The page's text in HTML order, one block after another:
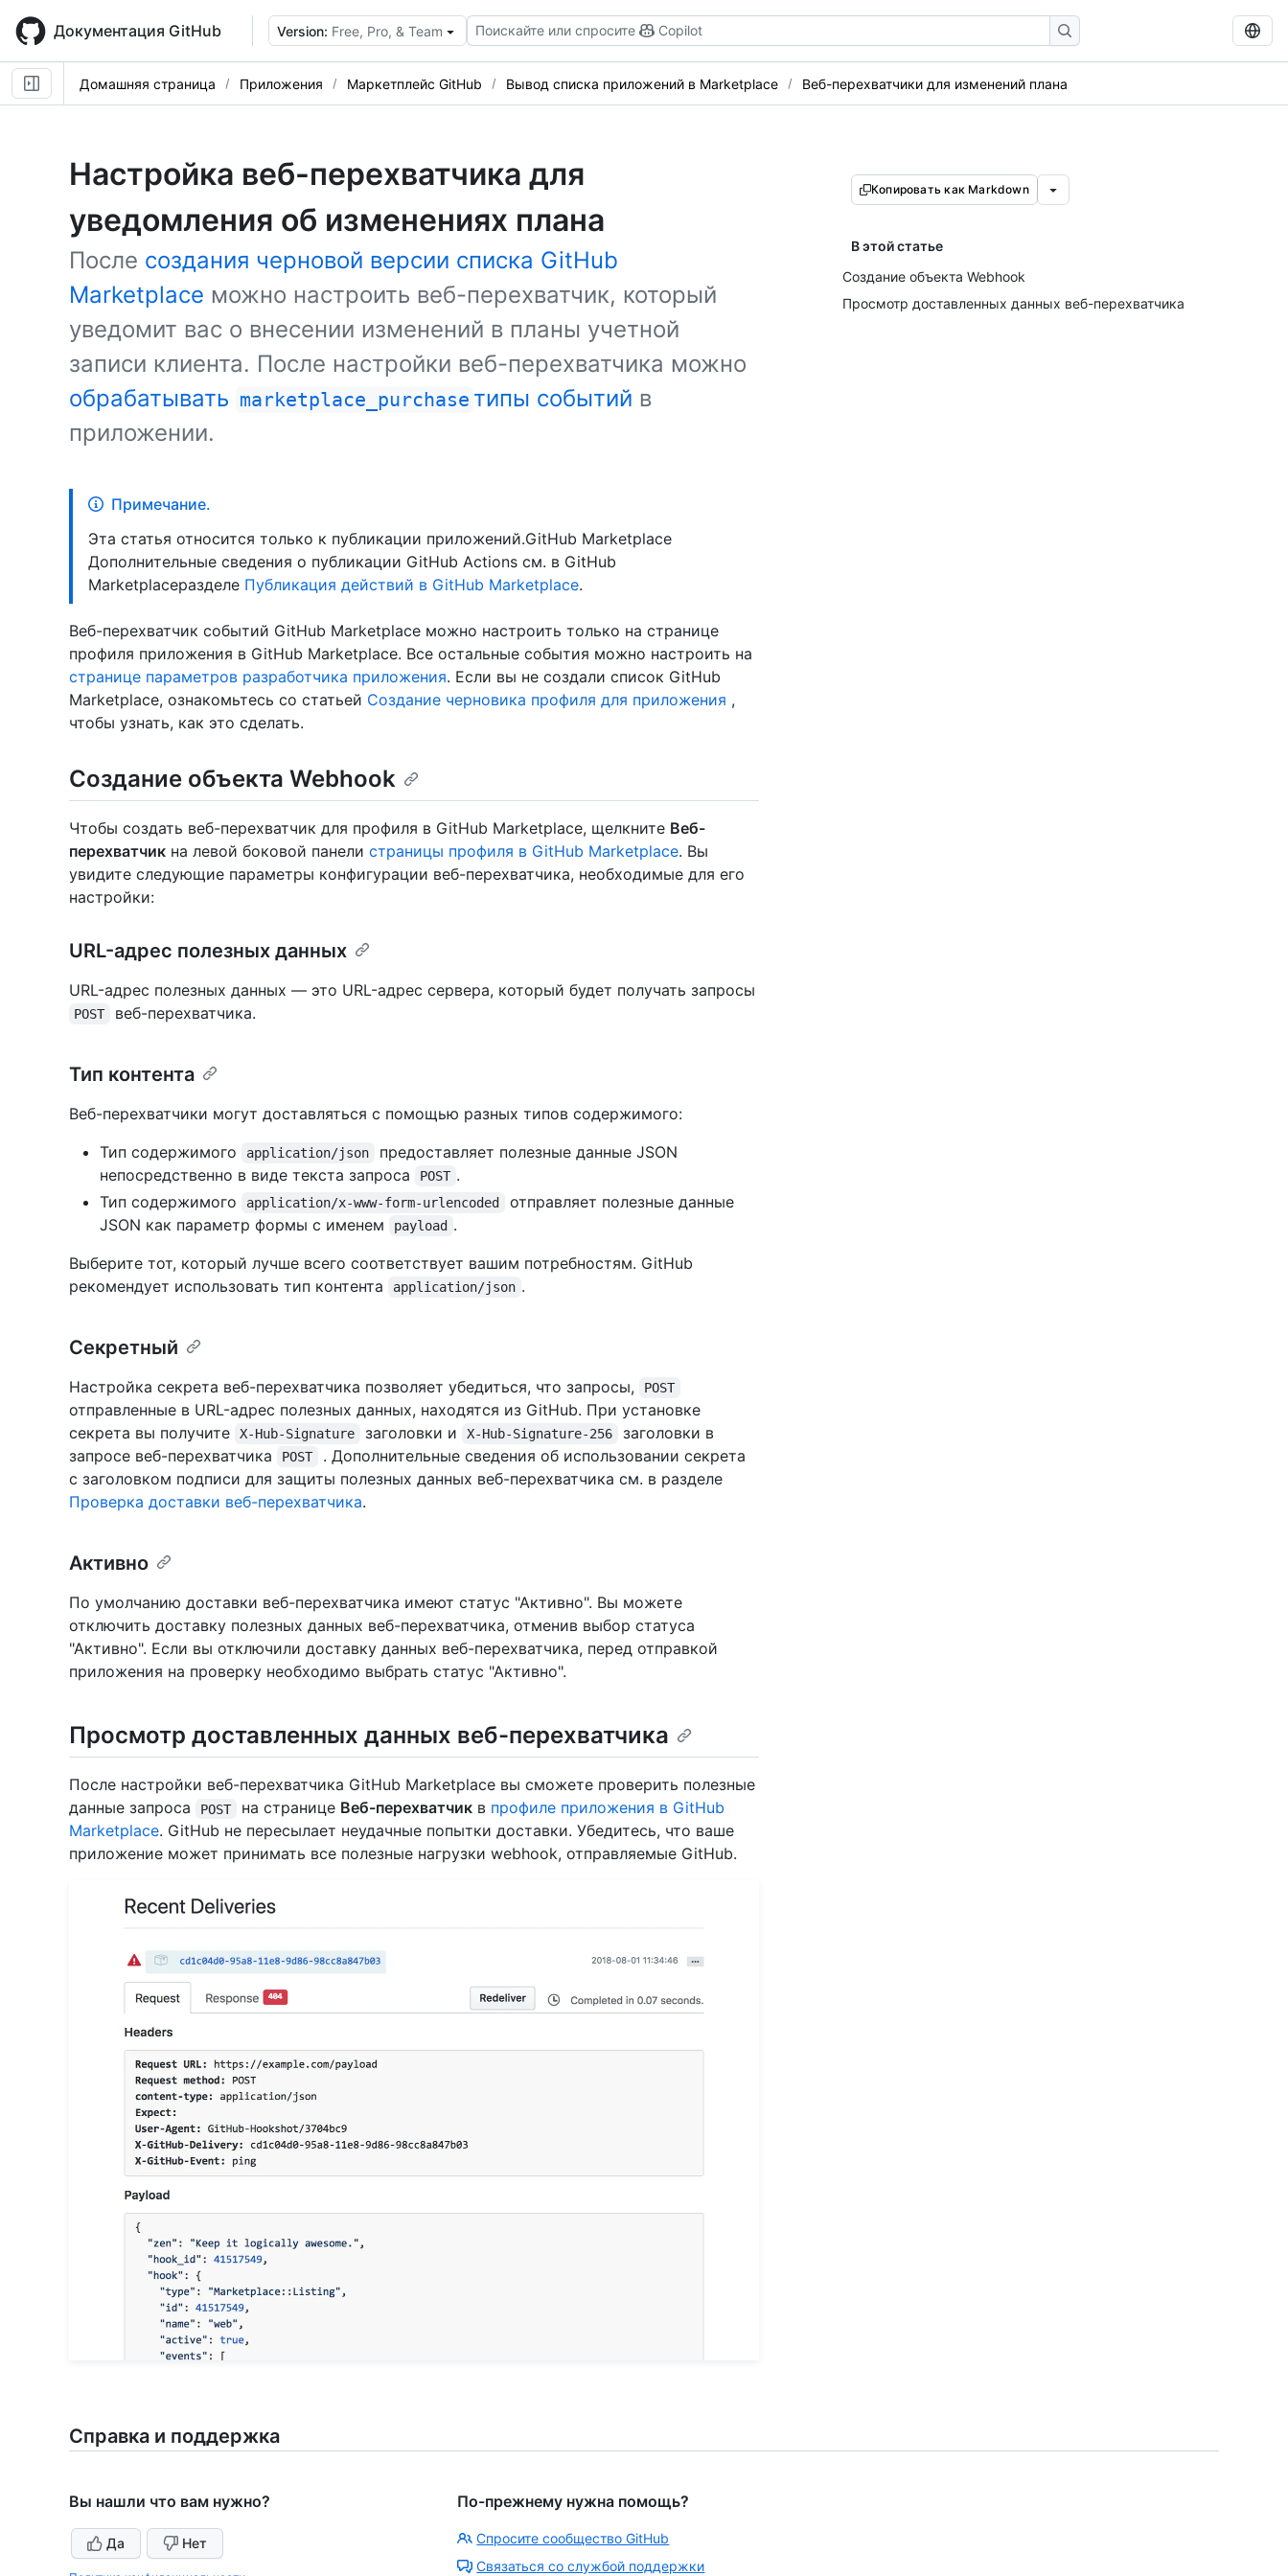
main
content
Документация GitHub Version: Free, Pro, & Team Поискайте или спросите Copilot
Домашняя страница Приложения Маркетплейс GitHub Вывод списка приложений в Marketplace Веб-перехватчики для изменений плана
Настройка веб-перехватчика для
уведомления об изменениях плана
После создания черновой версии списка GitHub
Marketplace можно настроить веб-перехватчик, который
уведомит вас о внесении изменений в планы учетной
записи клиента. После настройки веб-перехватчика можно
обрабатывать marketplace_purchase типы событий в
приложении.
Копировать как Markdown
В этой статье
Создание объекта Webhook
Просмотр доставленных данных веб-перехватчика
Примечание.
Эта статья относится только к публикации приложений.GitHub Marketplace
Дополнительные сведения о публикации GitHub Actions см. в GitHub
Marketplaceразделе Публикация действий в GitHub Marketplace.
Веб-перехватчик событий GitHub Marketplace можно настроить только на странице
профиля приложения в GitHub Marketplace. Все остальные события можно настроить на
странице параметров разработчика приложения. Если вы не создали список GitHub
Marketplace, ознакомьтесь со статьей Создание черновика профиля для приложения ,
чтобы узнать, как это сделать.
Создание объекта Webhook
Чтобы создать веб-перехватчик для профиля в GitHub Marketplace, щелкните Веб-
перехватчик на левой боковой панели страницы профиля в GitHub Marketplace. Вы
увидите следующие параметры конфигурации веб-перехватчика, необходимые для его
настройки:
URL-адрес полезных данных
URL-адрес полезных данных — это URL-адрес сервера, который будет получать запросы
POST веб-перехватчика.
Тип контента
Веб-перехватчики могут доставляться с помощью разных типов содержимого:
Тип содержимого
application/json
предоставляет полезные данные JSON
непосредственно в виде текста запроса
POST .
Тип содержимого
application/x-www-form-urlencoded
отправляет полезные данные
JSON как параметр формы с именем
payload .
Выберите тот, который лучше всего соответствует вашим потребностям. GitHub
рекомендует использовать тип контента
application/json .
Секретный
Настройка секрета веб-перехватчика позволяет убедиться, что запросы, POST
отправленные в URL-адрес полезных данных, находятся из GitHub. При установке
секрета вы получите
X-Hub-Signature заголовки и X-Hub-Signature-256
заголовки в
запросе веб-перехватчика
POST
. Дополнительные сведения об использовании секрета
с заголовком подписи для защиты полезных данных веб-перехватчика см. в разделе
Проверка доставки веб-перехватчика.
Активно
По умолчанию доставки веб-перехватчика имеют статус "Активно". Вы можете
отключить доставку полезных данных веб-перехватчика, отменив выбор статуса
"Активно". Если вы отключили доставку данных веб-перехватчика, перед отправкой
приложения на проверку необходимо выбрать статус "Активно".
Просмотр доставленных данных веб-перехватчика
После настройки веб-перехватчика GitHub Marketplace вы сможете проверить полезные
данные запроса
POST на странице Веб-перехватчикв профиле приложения в GitHub
Marketplace. GitHub не пересылает неудачные попытки доставки. Убедитесь, что ваше
приложение может принимать все полезные нагрузки webhook, отправляемые GitHub.
Справка и поддержка
Вы нашли что вам нужно?
Да Нет
По-прежнему нужна помощь?
Спросите сообщество GitHub
Связаться со службой поддержки